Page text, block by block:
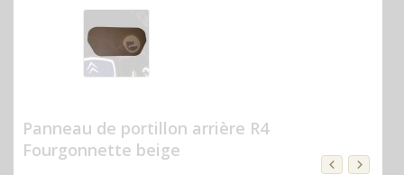
Panneau de portillon arrière R4
Fourgonnette beige